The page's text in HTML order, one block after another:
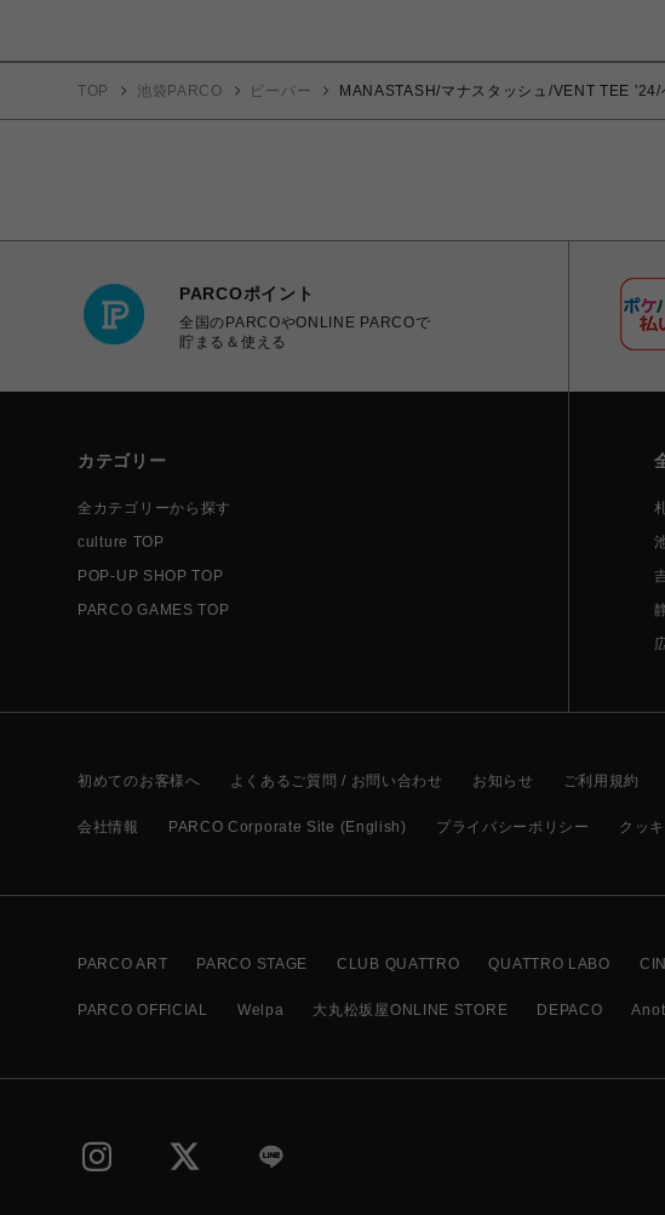
TOP 池袋PARCO ビーバー MANASTASH/マナスタッシュ/VENT TEE '24/
PARCOポイント
全国のPARCOやONLINE PARCOで
貯まる＆使える
カテゴリー
全カテゴリーから探す
culture TOP
POP-UP SHOP TOP
PARCO GAMES TOP
初めてのお客様へ よくあるご質問 / お問い合わせ お知らせ ご利用規約
会社情報 PARCO Corporate Site (English) プライバシーポリシー クッ
PARCO ART PARCO STAGE CLUB QUATTRO QUATTRO LABO
PARCO OFFICIAL Welpa 大丸松坂屋ONLINE STORE DEPACO